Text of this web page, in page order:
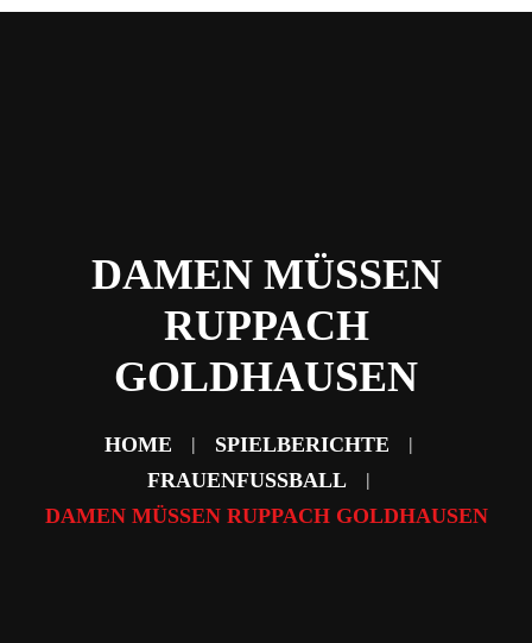
DAMEN MÜSSEN
RUPPACH
GOLDHAUSEN
HOME
SPIELBERICHTE
FRAUENFUSSBALL
DAMEN MÜSSEN RUPPACH GOLDHAUSEN